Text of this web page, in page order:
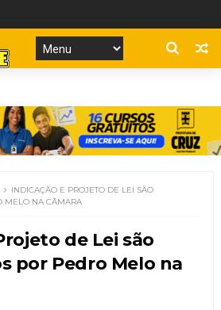
INDICAÇÃO E PROJETO DE LEI SÃO
MELO NA CÂMARA
de Lei são
por Pedro Melo na